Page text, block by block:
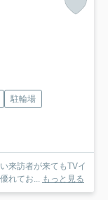
駐輪場
来訪者が来てもTVイ
れてお... もっと見る